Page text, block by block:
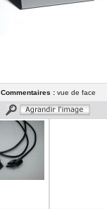
Commentaires :vue de face